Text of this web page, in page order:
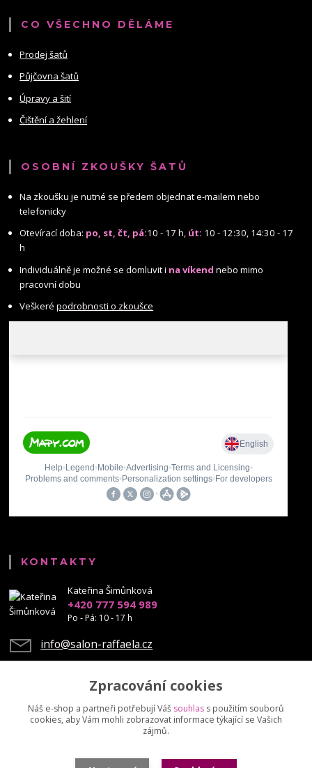
CO VŠECHNO DĚLÁME
Prodej šatů
Půjčovna šatů
Úpravy a šití
Čištění a žehlení
OSOBNÍ ZKOUŠKY ŠATŮ
Na zkoušku je nutné se předem objednat e-mailem nebo
telefonicky
Otevírací doba: po, st, čt, pá:10 - 17 h, út: 10 - 12:30, 14:30 - 17
h
Individuálně je možné se domluvit i na víkend nebo mimo
pracovní dobu
Veškerépodrobnosti o zkoušce
KONTAKTY
Kateřina Šimůnková
+420 777 594 989
Po - Pá: 10 - 17 h
info@salon-raffaela.cz
Upravit sběr cookies.
© Mgr. Kateřina Šimůnková, 2023 - další šíření našich fotek je chráněno
Zpracování cookies
Náš e-shop a partneři potřebují Váš souhlas s použitím souborů
cookies, aby Vám mohli zobrazovat informace týkající se Vašich
zájmů.